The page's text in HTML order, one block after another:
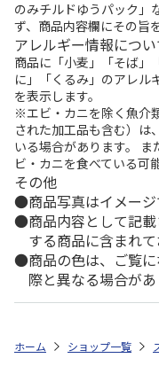
のみチルドゆうパック」
ず、商品内容欄にその旨
アレルギー情報につい
商品に「小麦」「そば」
に」「くるみ」のアレル
を表示します。
※エビ・カニを除く魚介
された加工品も含む）は
いる場合があります。
ビ・カニを食べている可
その他
商品写真はイメージ
商品内容として記
する商品に含まれて
商品の色は、ご覧
際と異なる場合があ
ホーム ショップ一覧